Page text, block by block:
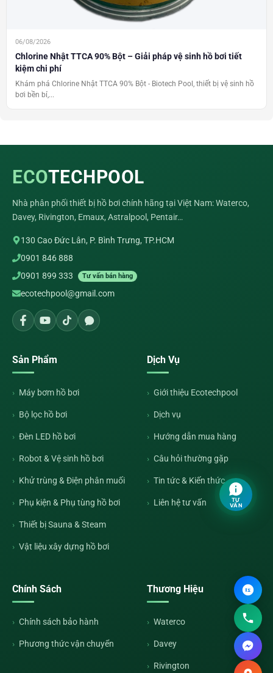
06/08/2026
Chlorine Nhật TTCA 90% Bột – Giải pháp vệ sinh hồ bơi tiết
kiệm chi phí
Khám phá Chlorine Nhật TTCA 90% Bột - Biotech Pool, thiết bị vệ sinh hồ
bơi bền bỉ,...
ECOTECHPOOL
Nhà phân phối thiết bị hồ bơi chính hãng tại Việt Nam: Waterco,
Davey, Rivington, Emaux, Astralpool, Pentair…
130 Cao Đức Lân, P. Bình Trưng, TP.HCM
0901 846 888
0901 899 333
Tư vấn bán hàng
ecotechpool@gmail.com
Sản Phẩm
Máy bơm hồ bơi
Bộ lọc hồ bơi
Đèn LED hồ bơi
Robot & Vệ sinh hồ bơi
Khử trùng & Điện phân muối
Phụ kiện & Phụ tùng hồ bơi
Thiết bị Sauna & Steam
Vật liệu xây dựng hồ bơi
Dịch Vụ
Giới thiệu Ecotechpool
Dịch vụ
Hướng dẫn mua hàng
Câu hỏi thường gặp
Tin tức & Kiến thức
Liên hệ tư vấn
Chính Sách
Chính sách bảo hành
Phương thức vận chuyển
Thương Hiệu
Waterco
Davey
Rivington
TƯ
VẤN